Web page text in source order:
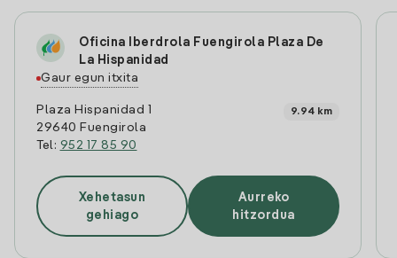
Oficina Iberdrola Fuengirola Plaza De
La Hispanidad
Gaur egun itxita
Plaza Hispanidad 1
29640 Fuengirola
Tel: 952 17 85 90
9.94 km
Xehetasun
gehiago
Aurreko
hitzordua